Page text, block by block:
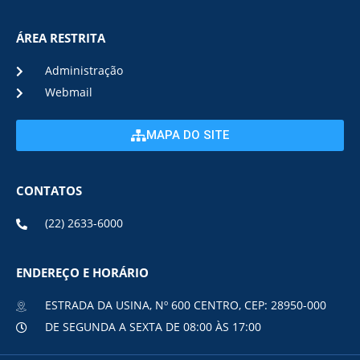
ÁREA RESTRITA
Administração
Webmail
MAPA DO SITE
CONTATOS
(22) 2633-6000
ENDEREÇO E HORÁRIO
ESTRADA DA USINA, Nº 600 CENTRO, CEP: 28950-000
DE SEGUNDA A SEXTA DE 08:00 ÀS 17:00